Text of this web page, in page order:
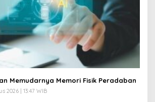
Memudarnya Memori Fisik Peradaban
2026 | 13:47 WIB